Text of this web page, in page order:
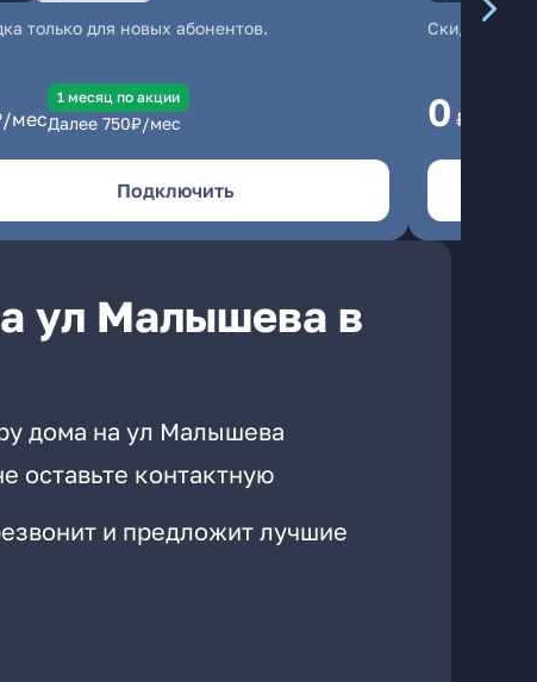
только для новых абонентов.
мес
1 месяц по акции
Далее 750₽/мес
Подключить
Скидка
0 ₽/мес
ул Малышева в
дома на ул Малышева
оставьте контактную
и предложит лучшие